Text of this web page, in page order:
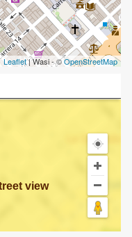
Leaflet| Wasi - ©OpenStreetMap
view